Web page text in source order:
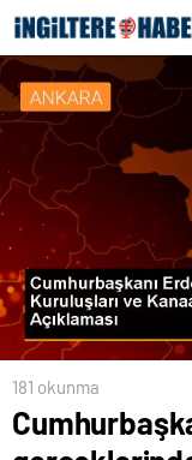
mücadele
181 okunma